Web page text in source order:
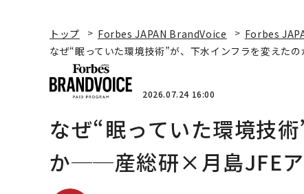
トップ Forbes JAPAN BrandVoice
Forbes
なぜ“眠っていた環境技術”が、下水インフラを変え
2026.07.24 16:00
なぜ“眠っていた環境技
か──産総研×月島JFEア